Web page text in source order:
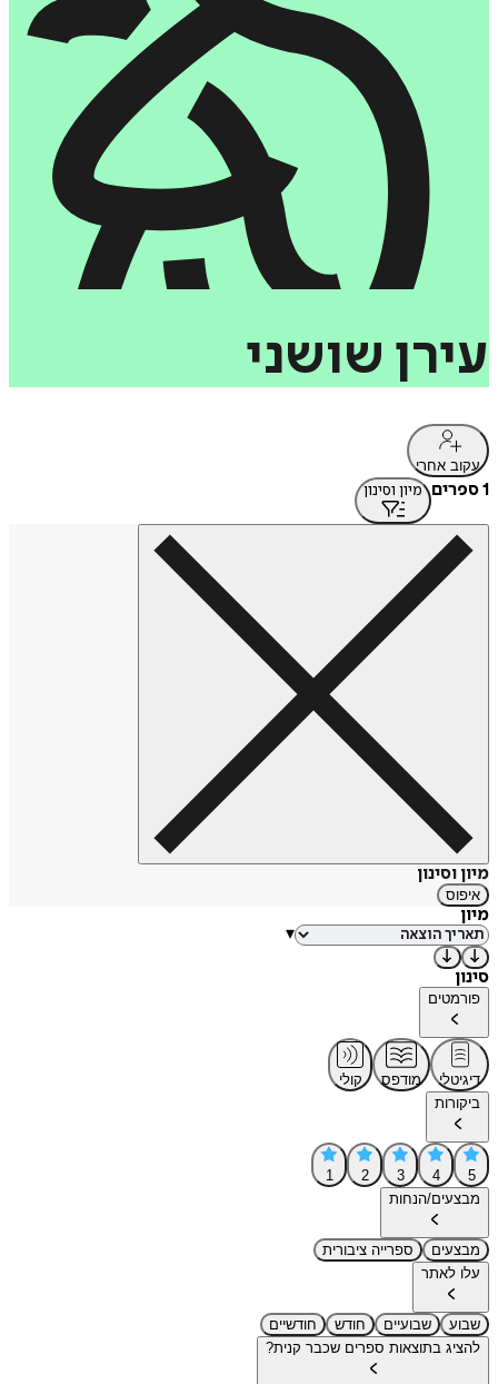
עירן שושני
עקוב אחרי
1 ספרים מיון וסינון
מיון וסינון
איפוס
מיון
▾
סינון
פורמטים
דיגיטלי מודפס
קולי
ביקורות
5
4
3
2
1
מבצעים/הנחות
מבצעים
ספרייה ציבורית
עלו לאתר
שבוע שבועיים חודש
חודשיים
להציג בתוצאות ספרים שכבר קנית?